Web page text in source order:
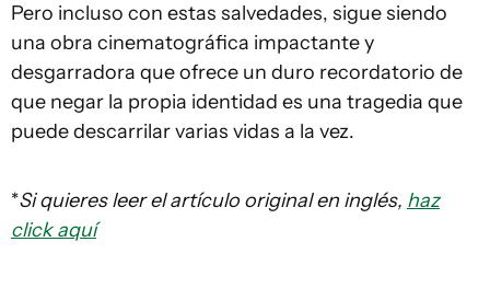
Pero incluso con estas salvedades, sigue siendo
una obra cinematográfica impactante y
desgarradora que ofrece un duro recordatorio de
que negar la propia identidad es una tragedia que
puede descarrilar varias vidas a la vez.
*Si quieres leer el artículo original en inglés, haz
click aquí